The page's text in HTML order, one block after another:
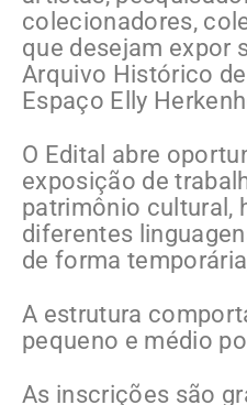
colecionadores,
que desejam expor
Arquivo Histórico
Espaço Elly
O Edital abre
exposição de
patrimônio cultural,
diferentes
de forma
A estrutura
pequeno e médio
As inscrições são